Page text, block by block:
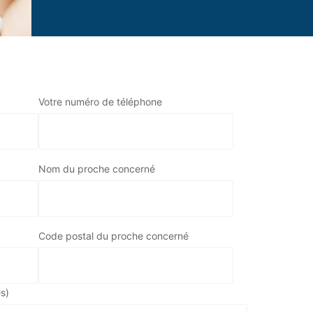
Votre numéro de téléphone
Nom du proche concerné
Code postal du proche concerné